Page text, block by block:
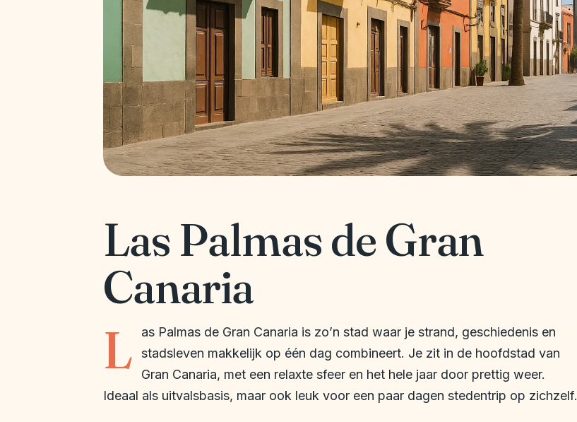
Las Palmas de Gran
Canaria
L
as Palmas de Gran Canaria is zo’n stad waar je strand, geschiedenis en
stadsleven makkelijk op één dag combineert. Je zit in de hoofdstad van
Gran Canaria, met een relaxte sfeer en het hele jaar door prettig weer.
Ideaal als uitvalsbasis, maar ook leuk voor een paar dagen stedentrip op zichzelf.